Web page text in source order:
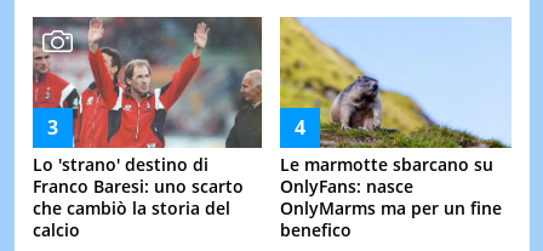
Lo 'strano' destino di
Franco Baresi: uno scarto
che cambiò la storia del
calcio
Le marmotte sbarcano su
OnlyFans: nasce
OnlyMarms ma per un fine
benefico